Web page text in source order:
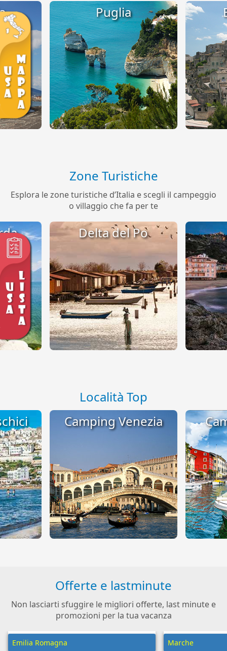
Puglia
Zone Turistiche
Esplora le zone turistiche d’Italia e scegli il campeggio
o villaggio che fa per te
Delta del Po
Località Top
Camping Venezia
Offerte e lastminute
Non lasciarti sfuggire le migliori offerte, last minute e
promozioni per la tua vacanza
Emilia Romagna Marche